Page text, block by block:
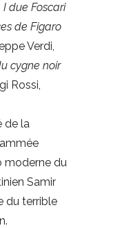
I due Foscari
de Figaro
Verdi,
cygne noir
Rossi,
de la
moderne du
Samir
du terrible